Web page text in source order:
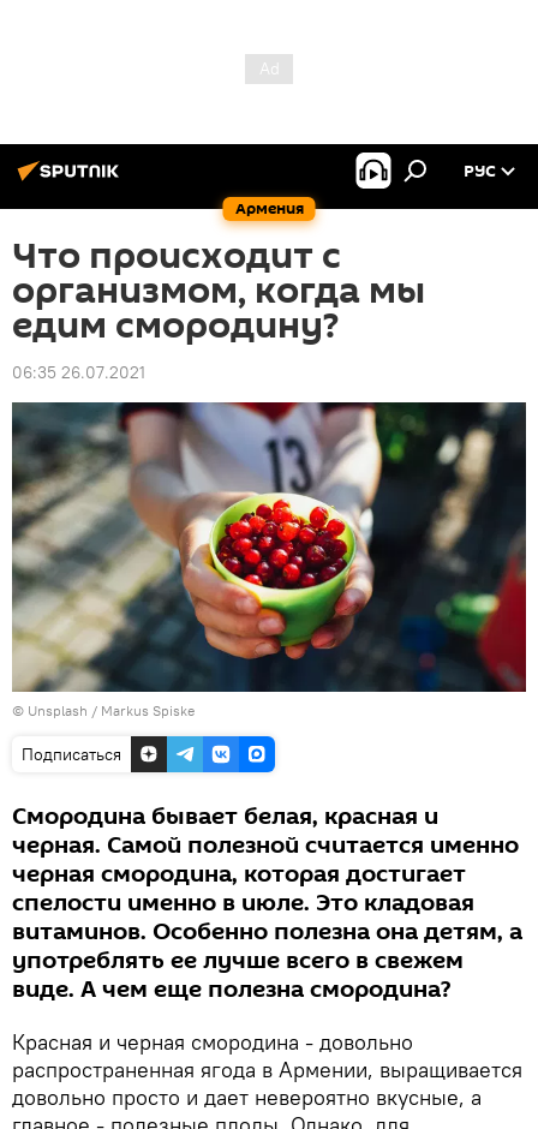
Армения
РУС
Что происходит с
организмом, когда мы
едим смородину?
06:35 26.07.2021
© Unsplash / Markus Spiske
Подписаться
Смородина бывает белая, красная и
черная. Самой полезной считается именно
черная смородина, которая достигает
спелости именно в июле. Это кладовая
витаминов. Особенно полезна она детям, а
употреблять ее лучше всего в свежем
виде. А чем еще полезна смородина?
Красная и черная смородина - довольно
распространенная ягода в Армении, выращивается
довольно просто и дает невероятно вкусные, а